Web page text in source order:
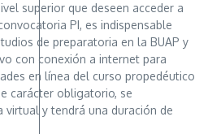
superior que deseen acceder a
PI, es indispensable
de preparatoria en la BUAP y
con conexión a internet para
en línea del curso propedéutico
carácter obligatorio, se
virtual y tendrá una duración de